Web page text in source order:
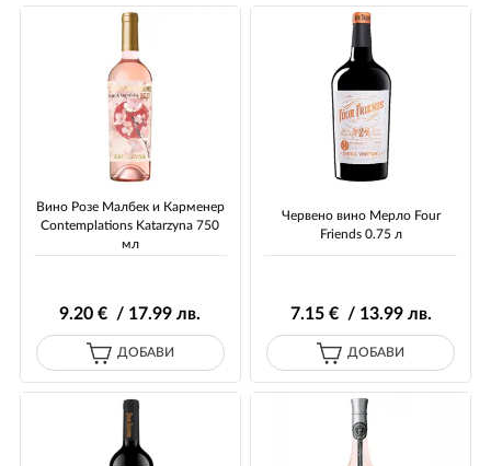
Вино Розе Малбек и Карменер
Contemplations Katarzyna 750
мл
9.20 € / 17.99 лв.
ДОБАВИ
Червено вино Мерло Four
Friends 0.75 л
7.15€ / 13.99лв.
ДОБАВИ